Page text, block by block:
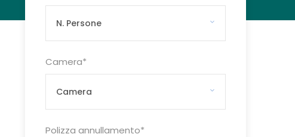
Camera*
Polizza annullamento*